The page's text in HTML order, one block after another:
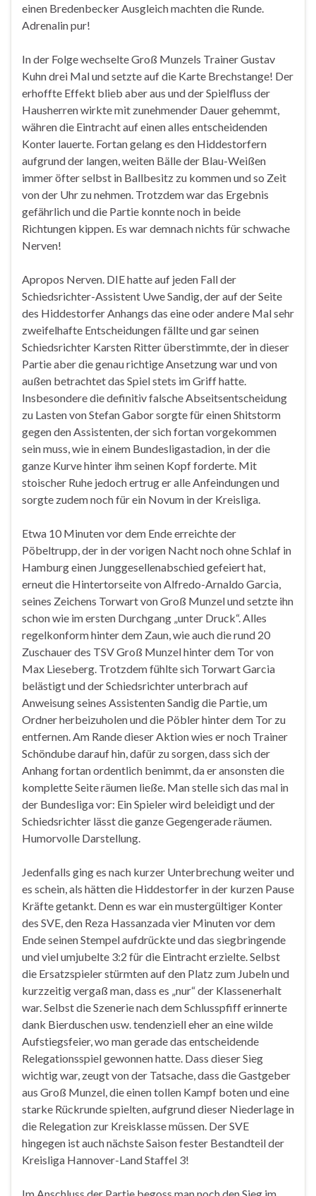
einen Bredenbecker Ausgleich machten die Runde.
Adrenalin pur!
In der Folge wechselte Groß Munzels Trainer Gustav
Kuhn drei Mal und setzte auf die Karte Brechstange! Der
erhoffte Effekt blieb aber aus und der Spielfluss der
Hausherren wirkte mit zunehmender Dauer gehemmt,
währen die Eintracht auf einen alles entscheidenden
Konter lauerte. Fortan gelang es den Hiddestorfern
aufgrund der langen, weiten Bälle der Blau-Weißen
immer öfter selbst in Ballbesitz zu kommen und so Zeit
von der Uhr zu nehmen. Trotzdem war das Ergebnis
gefährlich und die Partie konnte noch in beide
Richtungen kippen. Es war demnach nichts für schwache
Nerven!
Apropos Nerven. DIE hatte auf jeden Fall der
Schiedsrichter-Assistent Uwe Sandig, der auf der Seite
des Hiddestorfer Anhangs das eine oder andere Mal sehr
zweifelhafte Entscheidungen fällte und gar seinen
Schiedsrichter Karsten Ritter überstimmte, der in dieser
Partie aber die genau richtige Ansetzung war und von
außen betrachtet das Spiel stets im Griff hatte.
Insbesondere die definitiv falsche Abseitsentscheidung
zu Lasten von Stefan Gabor sorgte für einen Shitstorm
gegen den Assistenten, der sich fortan vorgekommen
sein muss, wie in einem Bundesligastadion, in der die
ganze Kurve hinter ihm seinen Kopf forderte. Mit
stoischer Ruhe jedoch ertrug er alle Anfeindungen und
sorgte zudem noch für ein Novum in der Kreisliga.
Etwa 10 Minuten vor dem Ende erreichte der
Pöbeltrupp, der in der vorigen Nacht noch ohne Schlaf in
Hamburg einen Junggesellenabschied gefeiert hat,
erneut die Hintertorseite von Alfredo-Arnaldo Garcia,
seines Zeichens Torwart von Groß Munzel und setzte ihn
schon wie im ersten Durchgang „unter Druck“. Alles
regelkonform hinter dem Zaun, wie auch die rund 20
Zuschauer des TSV Groß Munzel hinter dem Tor von
Max Lieseberg. Trotzdem fühlte sich Torwart Garcia
belästigt und der Schiedsrichter unterbrach auf
Anweisung seines Assistenten Sandig die Partie, um
Ordner herbeizuholen und die Pöbler hinter dem Tor zu
entfernen. Am Rande dieser Aktion wies er noch Trainer
Schöndube darauf hin, dafür zu sorgen, dass sich der
Anhang fortan ordentlich benimmt, da er ansonsten die
komplette Seite räumen ließe. Man stelle sich das mal in
der Bundesliga vor: Ein Spieler wird beleidigt und der
Schiedsrichter lässt die ganze Gegengerade räumen.
Humorvolle Darstellung.
Jedenfalls ging es nach kurzer Unterbrechung weiter und
es schein, als hätten die Hiddestorfer in der kurzen Pause
Kräfte getankt. Denn es war ein mustergültiger Konter
des SVE, den Reza Hassanzada vier Minuten vor dem
Ende seinen Stempel aufdrückte und das siegbringende
und viel umjubelte 3:2 für die Eintracht erzielte. Selbst
die Ersatzspieler stürmten auf den Platz zum Jubeln und
kurzzeitig vergaß man, dass es „nur“ der Klassenerhalt
war. Selbst die Szenerie nach dem Schlusspfiff erinnerte
dank Bierduschen usw. tendenziell eher an eine wilde
Aufstiegsfeier, wo man gerade das entscheidende
Relegationsspiel gewonnen hatte. Dass dieser Sieg
wichtig war, zeugt von der Tatsache, dass die Gastgeber
aus Groß Munzel, die einen tollen Kampf boten und eine
starke Rückrunde spielten, aufgrund dieser Niederlage in
die Relegation zur Kreisklasse müssen. Der SVE
hingegen ist auch nächste Saison fester Bestandteil der
Kreisliga Hannover-Land Staffel 3!
Im Anschluss der Partie begoss man noch den Sieg im